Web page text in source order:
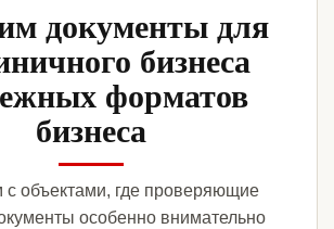
документы для
бизнеса
форматов
бизнеса
с объектами, где проверяющие
особенно внимательно